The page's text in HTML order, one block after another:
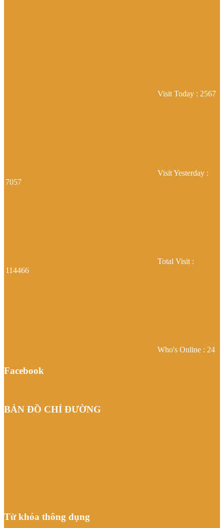
Visit Today : 2567
Visit Yesterday :
7057
Total Visit :
114466
Who's Online : 24
Facebook
BẢN ĐỒ CHỈ ĐƯỜNG
Từ khóa thông dụng